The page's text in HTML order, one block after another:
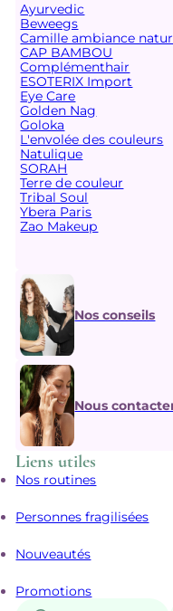
Ayurvedic
Beweegs
Camille ambiance
CAP BAMBOU
Complémenthair
ESOTERIX Import
Eye Care
Golden Nag
Goloka
L'envolée des couleurs
Natulique
SORAH
Terre de couleur
Tribal Soul
Ybera Paris
Zao Makeup
Nos conseils
Nous
Liens utiles
Nos routines
Personnes fragilisées
Nouveautés
Promotions